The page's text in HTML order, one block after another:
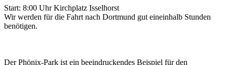
Start: 8:00 Uhr Kirchplatz Isselhorst
Wir werden für die Fahrt nach Dortmund gut eineinhalb Stunden
benötigen.
Der Phönix-Park ist ein beeindruckendes Beispiel für den